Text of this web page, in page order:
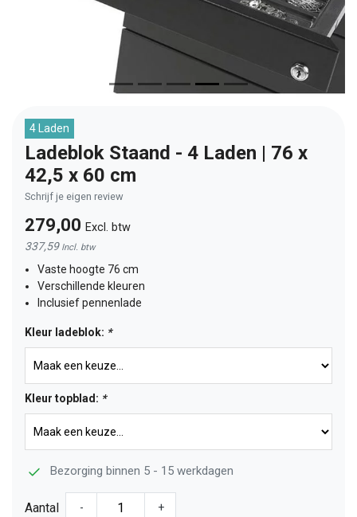
4 Laden
Ladeblok Staand - 4 Laden | 76 x
42,5 x 60 cm
Schrijf je eigen review
279,00 Excl. btw
337,59 Incl. btw
Vaste hoogte 76 cm
Verschillende kleuren
Inclusief pennenlade
Kleur ladeblok: *
Kleur topblad: *
Bezorging binnen 5 - 15 werkdagen
Aantal - +